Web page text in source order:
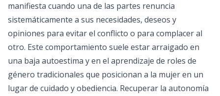
manifiesta cuando una de las partes renuncia
sistemáticamente a sus necesidades, deseos y
opiniones para evitar el conflicto o para complacer al
otro. Este comportamiento suele estar arraigado en
una baja autoestima y en el aprendizaje de roles de
género tradicionales que posicionan a la mujer en un
lugar de cuidado y obediencia. Recuperar la autonomía